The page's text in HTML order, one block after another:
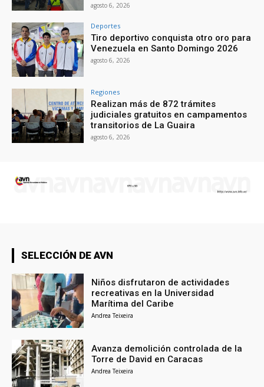
agosto 6, 2026
Deportes
Tiro deportivo conquista otro oro para
Venezuela en Santo Domingo 2026
agosto 6, 2026
Regiones
Realizan más de 872 trámites
judiciales gratuitos en campamentos
transitorios de La Guaira
agosto 6, 2026
SELECCIÓN DE AVN
Niños disfrutaron de actividades
recreativas en la Universidad
Marítima del Caribe
Andrea Teixeira
Avanza demolición controlada de la
Torre de David en Caracas
Andrea Teixeira